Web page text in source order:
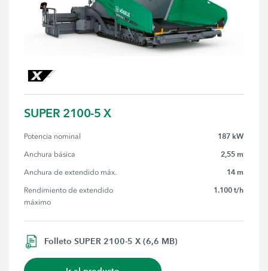
SUPER 2100-5 X
Potencia nominal 187 kW
Anchura básica 2,55 m
Anchura de extendido máx. 14 m
Rendimiento de extendido
máximo
1.100 t/h
Folleto SUPER 2100-5 X (6,6 MB)